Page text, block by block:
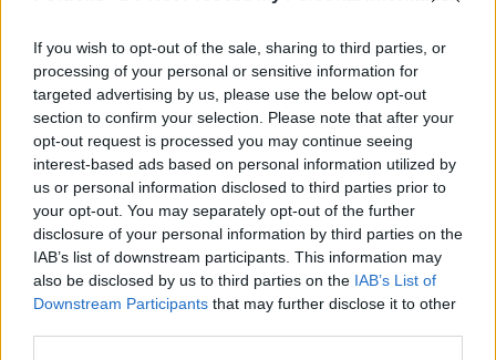
If you wish to opt-out of the sale, sharing to third parties, or
processing of your personal or sensitive information for
targeted advertising by us, please use the below opt-out
section to confirm your selection. Please note that after your
opt-out request is processed you may continue seeing
interest-based ads based on personal information utilized by
us or personal information disclosed to third parties prior to
your opt-out. You may separately opt-out of the further
disclosure of your personal information by third parties on the
IAB’s list of downstream participants. This information may
also be disclosed by us to third parties on the IAB’s List of
Downstream Participants that may further disclose it to other
a bukaresti egészségügyi minisztérium.
A tárca közleménye szerint egy ötéves, Ilfov megyei
kislányról van szó, akit április 4-én utaltak be heveny
májgyulladással egy bukaresti kórházba. A páciensnél az
ismert vírusos májgyulladások egyik típusát és autoimmun
betegséget sem sikerült beazonosítani. A gyermek nem járt
külföldön, nem került érintkezésbe egyik olyan gyanús
májgyulladásos esettel sem, amelyről...
KEDVES OLVASÓNK!